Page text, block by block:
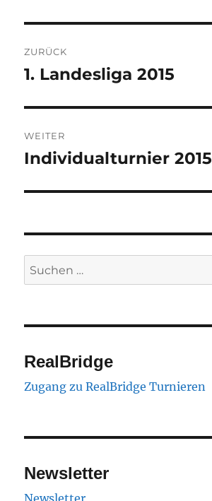
ZURÜCK
Vorheriger
1. Landesliga 2015
WEITER
Nächster
Individualturnier 2015
Suchen
nach:
RealBridge
Zugang zu RealBridge Turnieren
Newsletter
Newsletter